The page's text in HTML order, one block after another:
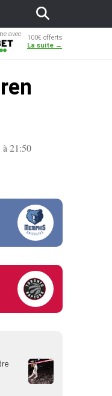
avec
100€ offerts
La suite →
21:50